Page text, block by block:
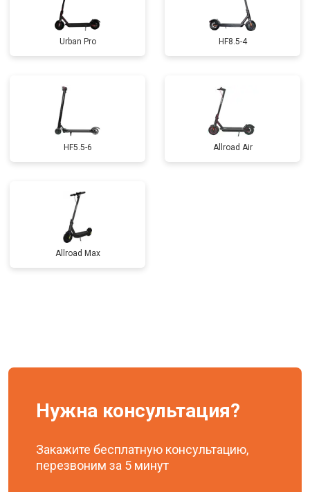
Urban Pro HF8.5-4
HF5.5-6 Allroad Air
Allroad Max
Нужна консультация?
Закажите бесплатную консультацию,
перезвоним за 5 минут